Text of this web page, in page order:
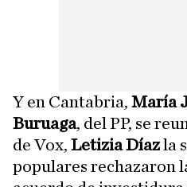
Y en Cantabria, María
Buruaga, del PP, se
de Vox, Letizia Díazla
populares rechazaron